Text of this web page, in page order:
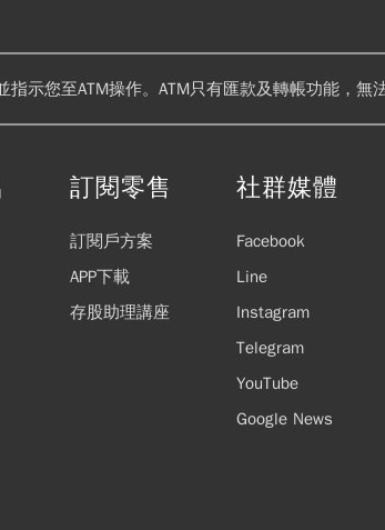
指示您至ATM操作。ATM只有匯款及轉帳功能，
訂閱零售
訂閱戶方案
APP下載
存股助理講座
社群媒體
Facebook
Line
Instagram
Telegram
YouTube
Google News